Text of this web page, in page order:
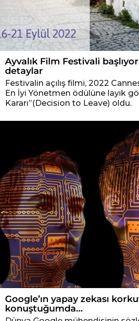
Ayvalık Film Festivali
detaylar
Festivalin açılış filmi, 2022
En İyi Yönetmen ödülüne layık
Kararı”(Decision to Leave) oldu.
Google’ın yapay zekası
konuştuğumda…